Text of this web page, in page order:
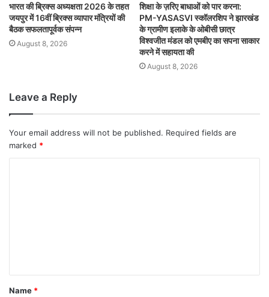
भारत की ब्रिक्‍स अध्यक्षता 2026 के तहत
जयपुर में 16वीं ब्रिक्‍स व्यापार मंत्रियों की
बैठक सफलतापूर्वक संपन्न
August 8, 2026
शिक्षा के ज़रिए बाधाओं को पार करना:
PM-YASASVI स्कॉलरशिप ने झारखंड
के ग्रामीण इलाके के ओबीसी छात्र
विश्वजीत मंडल को एमबीए का सपना साकार
करने में सहायता की
August 8, 2026
Leave a Reply
Your email address will not be published. Required fields are
marked *
Name *